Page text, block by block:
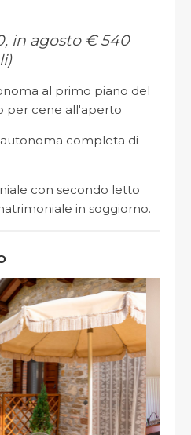
in agosto € 540
al primo piano del
per cene all'aperto
autonoma completa di
con secondo letto
in soggiorno.